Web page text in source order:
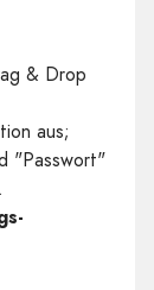
& Drop
aus;
"Passwort"